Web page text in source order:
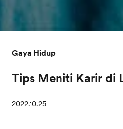
Gaya Hidup
Tips Meniti Karir di
2022.10.25